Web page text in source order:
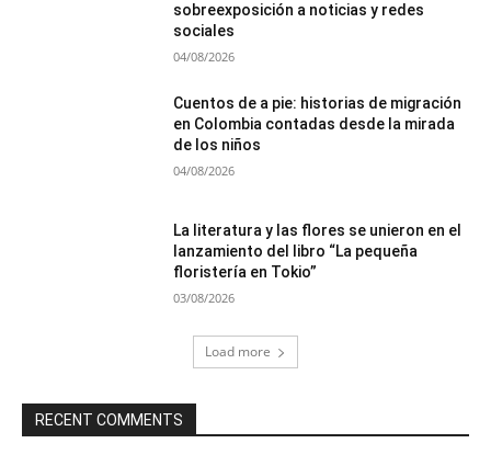
sobreexposición a noticias y redes
sociales
04/08/2026
Cuentos de a pie: historias de migración
en Colombia contadas desde la mirada
de los niños
04/08/2026
La literatura y las flores se unieron en el
lanzamiento del libro “La pequeña
floristería en Tokio”
03/08/2026
Load more
RECENT COMMENTS